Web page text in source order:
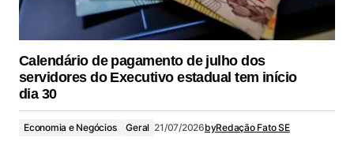
Calendário de pagamento de julho dos
servidores do Executivo estadual tem início
dia 30
Economia e Negócios Geral 21/07/2026byRedação Fato SE